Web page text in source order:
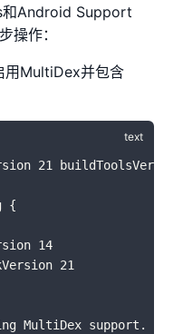
Android Support
操作：
用MultiDex并包含
21
{
14
21
MultiDex support.